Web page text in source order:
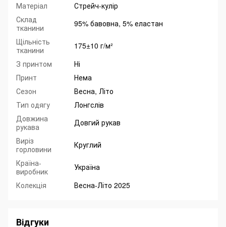
Матеріал
Стрейч-кулір
Склад
тканини
95% бавовна, 5% еластан
Щільність
тканини
175±10 г/м²
З принтом
Ні
Принт
Нема
Сезон
Весна, Літо
Тип одягу
Лонгслів
Довжина
рукава
Довгий рукав
Виріз
горловини
Круглий
Країна-
виробник
Україна
Колекція
Весна-Літо 2025
Відгуки